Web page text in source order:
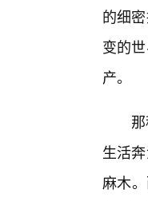
的细
变的
产。
生活
麻木